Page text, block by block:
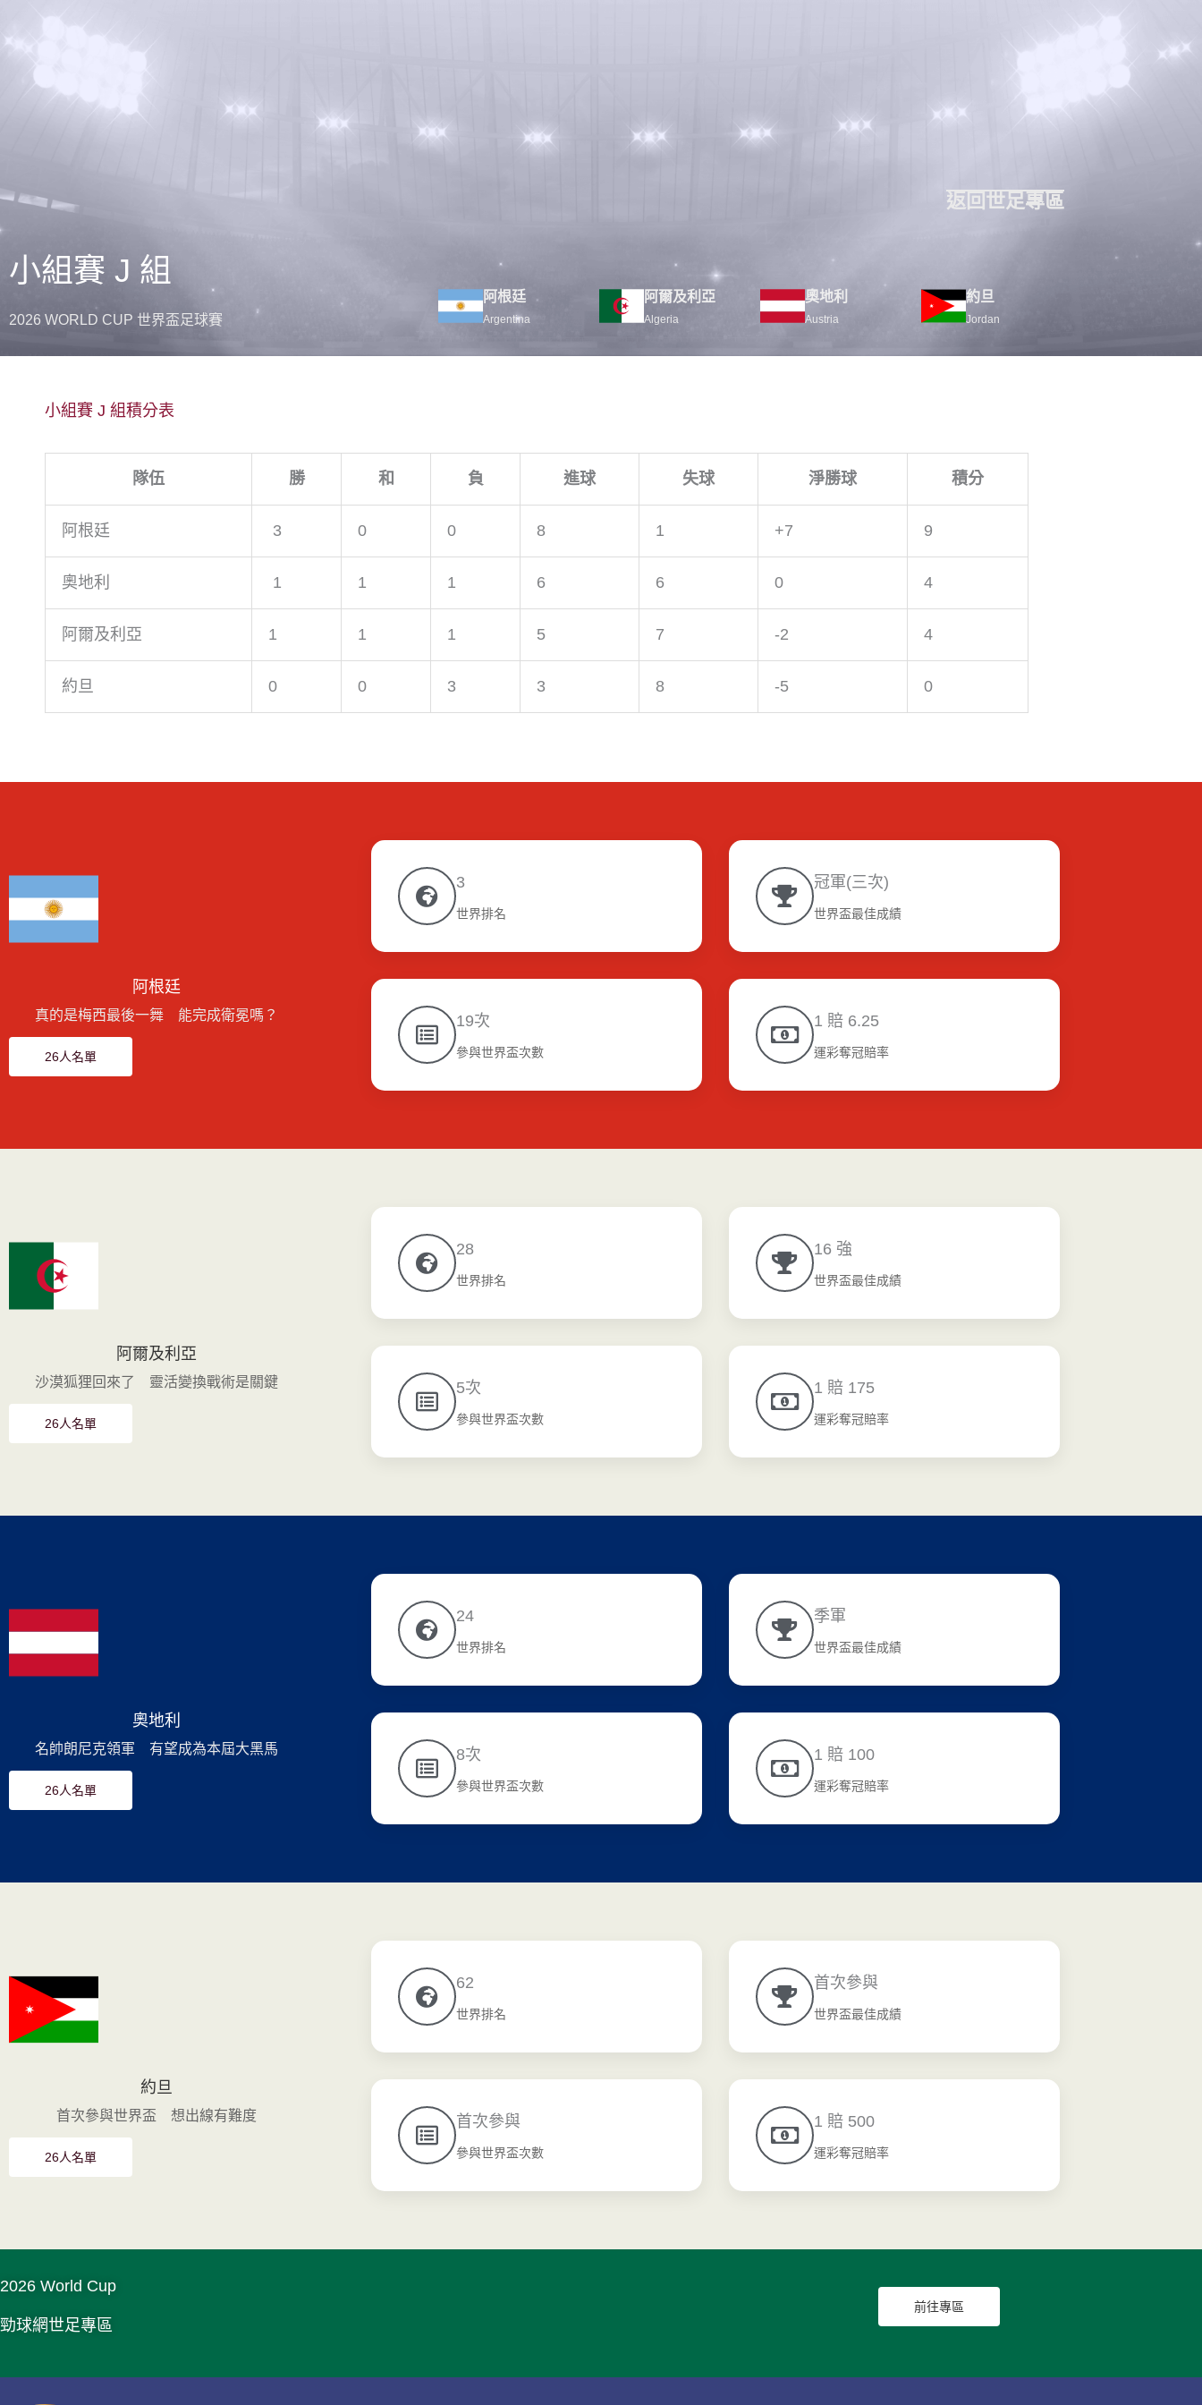
返回世足專區
小組賽 J 組
2026 WORLD CUP 世界盃足球賽
阿根廷
Argentina
阿爾及利亞
Algeria
奧地利
Austria
約旦
Jordan
小組賽 J 組積分表
隊伍 勝 和 負 進球 失球 淨勝球 積分
阿根廷 3 0 0 8 1 +7 9
奧地利 1 1 1 6 6 0 4
阿爾及利亞 1 1 1 5 7 -2 4
約旦 0 0 3 3 8 -5 0
阿根廷
真的是梅西最後一舞 能完成衛冕嗎？
26人名單
3
世界排名
19次
參與世界盃次數
冠軍(三次)
世界盃最佳成績
1 賠 6.25
運彩奪冠賠率
阿爾及利亞
沙漠狐狸回來了 靈活變換戰術是關鍵
26人名單
28
世界排名
5次
參與世界盃次數
16 強
世界盃最佳成績
1 賠 175​
運彩奪冠賠率
奧地利
名帥朗尼克領軍 有望成為本屆大黑馬
26人名單
24
世界排名
8次
參與世界盃次數
季軍
世界盃最佳成績
1 賠 100
運彩奪冠賠率
約旦
首次參與世界盃 想出線有難度
26人名單
62
世界排名
首次參與
參與世界盃次數
首次參與
世界盃最佳成績
1 賠 500
運彩奪冠賠率
2026 World Cup
勁球網世足專區
前往專區